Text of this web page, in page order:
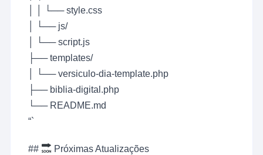
│ │ └── style.css
│ └── js/
│ └── script.js
├── templates/
│ └── versiculo-dia-template.php
├── biblia-digital.php
└── README.md
“`
## Próximas Atualizações